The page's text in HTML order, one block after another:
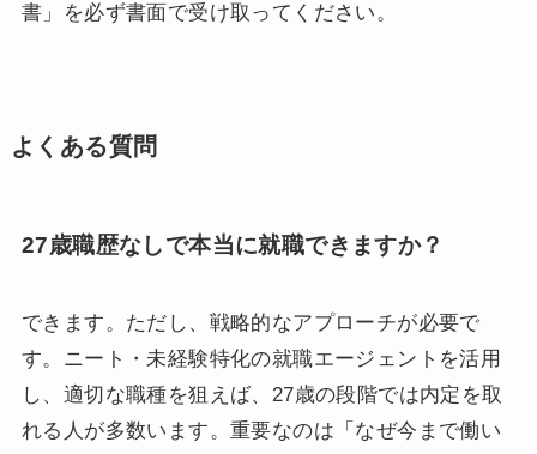
書」を必ず書面で受け取ってください。
よくある質問
27歳職歴なしで本当に就職できますか？
できます。ただし、戦略的なアプローチが必要で
す。ニート・未経験特化の就職エージェントを活用
し、適切な職種を狙えば、27歳の段階では内定を取
れる人が多数います。重要なのは「なぜ今まで働い